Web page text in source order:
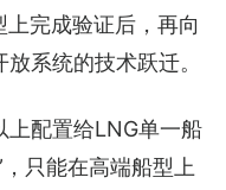
完成验证后，再向
系统的技术跃迁。
上配置给LNG单一船
只能在高端船型上